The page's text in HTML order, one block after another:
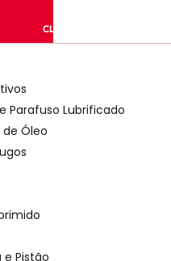
CLOSE PRODUTOS
Parafuso Lubrificado
Óleo
Pistão